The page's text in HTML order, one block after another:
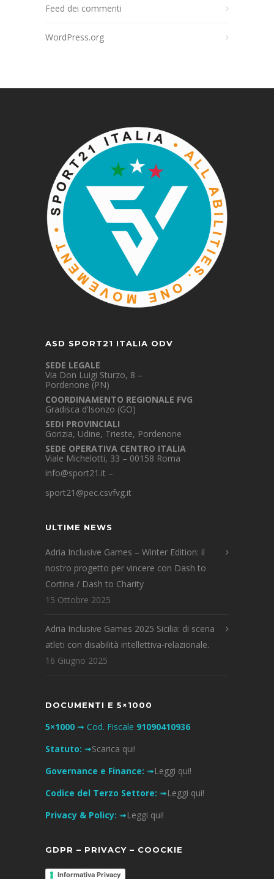
Feed dei commenti
WordPress.org
ASD SPORT21 ITALIA ODV
SEDE LEGALE
Via Don Luigi Sturzo, 8 –
Pordenone (PN)
COORDINAMENTO REGIONALE FVG
Gradisca d’Isonzo (GO)
SEDI PROVINCIALI
Gorizia, Udine, Trieste, Pordenone
SEDE OPERATIVA CENTRO ITALIA
Viale Michelotti, 33 – 00158 Roma
info@sport21.it –
sport21@pec.csvfvg.it
ULTIME NEWS
Adria Inclusive Games – Winter Edition: il
nostro progetto per vincere con Dash to
Cortina / Dash to Charity
15 Ottobre 2025
Adria Inclusive Games 2025 Sicilia: di scena
atleti con disabilità intellettiva-relazionale.
16 Giugno 2025
DOCUMENTI E 5×1000
5×1000 ➟ Cod. Fiscale 91090410936
Statuto: ➟Scarica qui!
Governance e Finance: ➟Leggi qui!
Codice del Terzo Settore: ➟Leggi qui!
Privacy & Policy: ➟Leggi qui!
GDPR – PRIVACY – COOCKIE
Informativa Privacy